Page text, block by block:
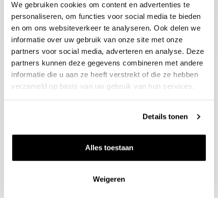
We gebruiken cookies om content en advertenties te
personaliseren, om functies voor social media te bieden
en om ons websiteverkeer te analyseren. Ook delen we
informatie over uw gebruik van onze site met onze
partners voor social media, adverteren en analyse. Deze
partners kunnen deze gegevens combineren met andere
informatie die u aan ze heeft verstrekt of die ze hebben
verzameld op basis van uw gebruik van hun services.
Details tonen
Alles toestaan
Weigeren
Ontvang het laatste wijnnieuws, proeverijen en
evenementen
E-mailadres
Aanmelden
Thema's